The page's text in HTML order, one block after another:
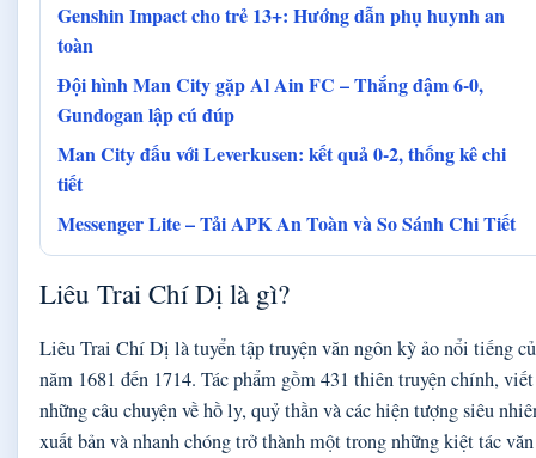
Genshin Impact cho trẻ 13+: Hướng dẫn phụ huynh an
toàn
Đội hình Man City gặp Al Ain FC – Thắng đậm 6-0,
Gundogan lập cú đúp
Man City đấu với Leverkusen: kết quả 0-2, thống kê chi
tiết
Messenger Lite – Tải APK An Toàn và So Sánh Chi Tiết
Liêu Trai Chí Dị là gì?
Liêu Trai Chí Dị là tuyển tập truyện văn ngôn kỳ ảo nổi tiếng
năm 1681 đến 1714. Tác phẩm gồm 431 thiên truyện chính,
những câu chuyện về hồ ly, quỷ thần và các hiện tượng siêu
xuất bản và nhanh chóng trở thành một trong những kiệt tác